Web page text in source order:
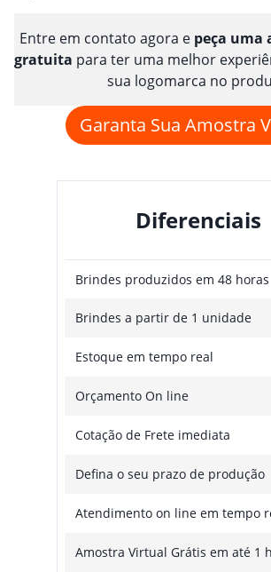
Entre em contato agora e peça uma
gratuita para ter uma melhor
sua logomarca no
Garanta Sua Amostra
Diferenciais
Brindes produzidos em 48 horas
Brindes a partir de 1 unidade
Estoque em tempo real
Orçamento On line
Cotação de Frete imediata
Defina o seu prazo de produção
Atendimento on line em tempo
Amostra Virtual Grátis em até 1